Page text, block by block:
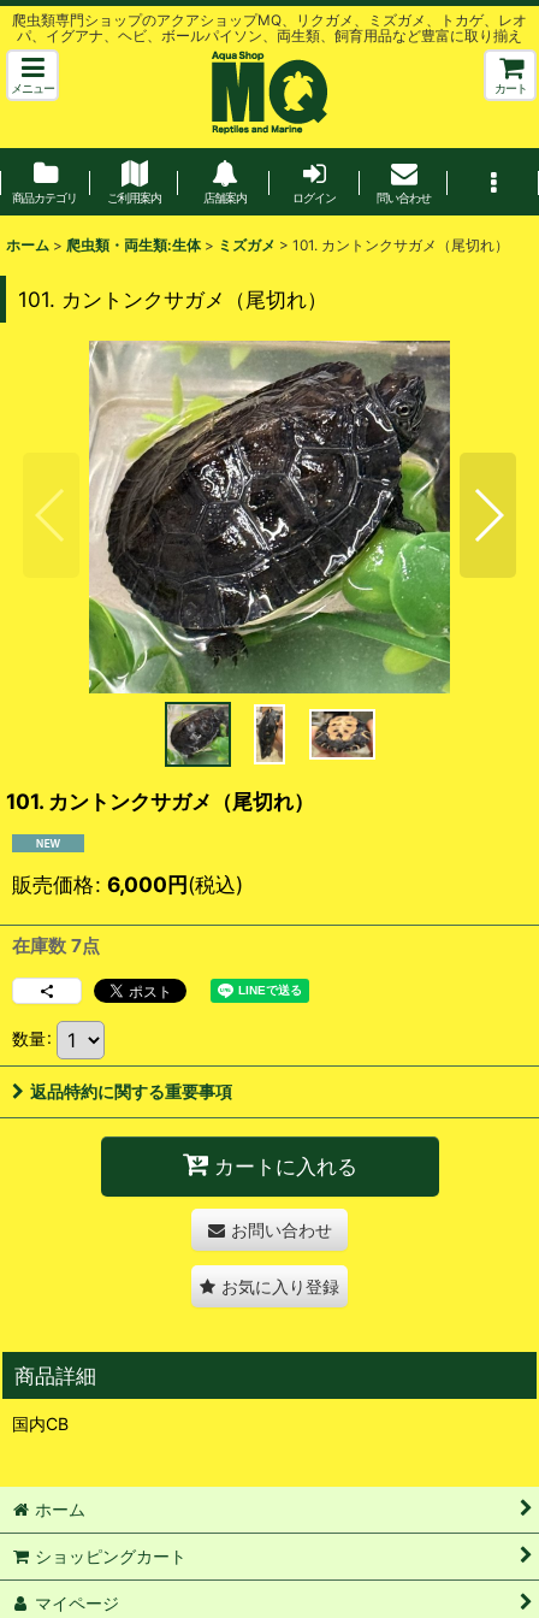
爬虫類専門ショップのアクアショップMQ、リクガメ、ミズガメ、トカゲ、レオ
パ、イグアナ、ヘビ、ボールパイソン、両生類、飼育用品など豊富に取り揃え
メニュー カート
商品カテゴリ ご利用案内 店舗案内 ログイン 問い合わせ
ホーム > 爬虫類・両生類:生体 > ミズガメ > 101. カントンクサガメ（尾切れ）
101. カントンクサガメ（尾切れ）
101. カントンクサガメ（尾切れ）
販売価格: 6,000円(税込)
在庫数 7点
数量:
返品特約に関する重要事項
カートに入れる
お問い合わせ
お気に入り登録
商品詳細
国内CB
ホーム
ショッピングカート
マイページ